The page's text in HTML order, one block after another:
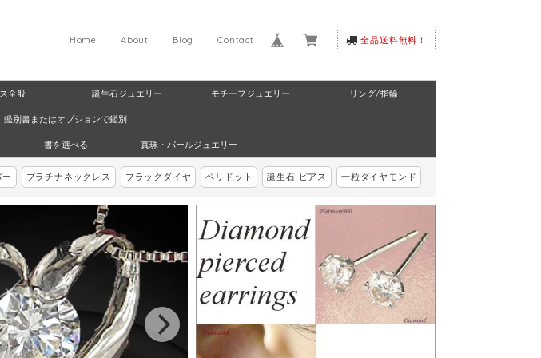
全品送料無料！
Contact
Blog
About
Home
全般 誕生石ジュエリー モチーフジュエリー リング/指輪
鑑別書またはオプションで鑑別
書を選べる 真珠・パールジュエリー
プラチナネックレス ブラックダイヤ ペリドット 誕生石 ピアス 一粒ダイヤモンド